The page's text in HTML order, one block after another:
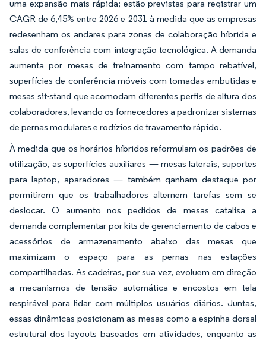
uma expansão mais rápida; estão previstas para registrar um
CAGR de 6,45% entre 2026 e 2031 à medida que as empresas
redesenham os andares para zonas de colaboração híbrida e
salas de conferência com integração tecnológica. A demanda
aumenta por mesas de treinamento com tampo rebatível,
superfícies de conferência móveis com tomadas embutidas e
mesas sit-stand que acomodam diferentes perfis de altura dos
colaboradores, levando os fornecedores a padronizar sistemas
de pernas modulares e rodízios de travamento rápido.
À medida que os horários híbridos reformulam os padrões de
utilização, as superfícies auxiliares — mesas laterais, suportes
para laptop, aparadores — também ganham destaque por
permitirem que os trabalhadores alternem tarefas sem se
deslocar. O aumento nos pedidos de mesas catalisa a
demanda complementar por kits de gerenciamento de cabos e
acessórios de armazenamento abaixo das mesas que
maximizam o espaço para as pernas nas estações
compartilhadas. As cadeiras, por sua vez, evoluem em direção
a mecanismos de tensão automática e encostos em tela
respirável para lidar com múltiplos usuários diários. Juntas,
essas dinâmicas posicionam as mesas como a espinha dorsal
estrutural dos layouts baseados em atividades, enquanto as